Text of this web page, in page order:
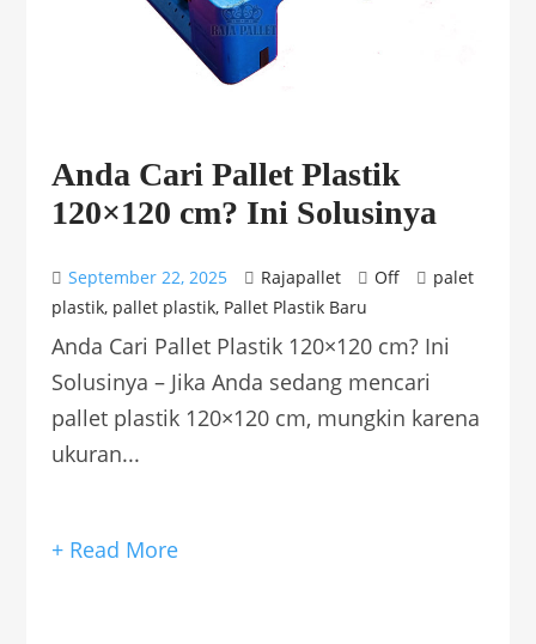
Anda Cari Pallet Plastik
120×120 cm? Ini Solusinya
September 22, 2025 Rajapallet Off
palet
plastik, pallet plastik, Pallet Plastik Baru
Anda Cari Pallet Plastik 120×120 cm? Ini
Solusinya – Jika Anda sedang mencari
pallet plastik 120×120 cm, mungkin karena
ukuran...
+ Read More